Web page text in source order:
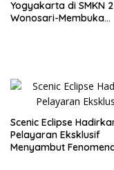
Yogyakarta di SMKN 2
Wonosari-Membuka
Scenic Eclipse
Pelayaran Eksklusif
Menyambut